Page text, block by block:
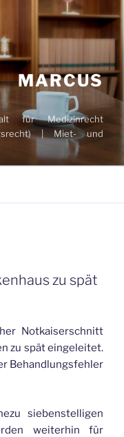
MARCUS
für Medizinrecht
| Miet- und
zu spät
Notkaiserschnitt
zu spät eingeleitet.
Behandlungsfehler
siebenstelligen
weiterhin für